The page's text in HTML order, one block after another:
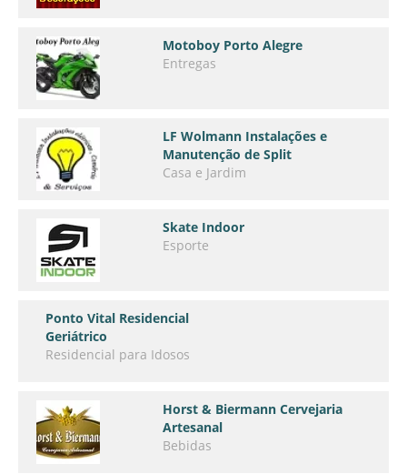
Motoboy Porto Alegre
Entregas
LF Wolmann Instalações e
Manutenção de Split
Casa e Jardim
Skate Indoor
Esporte
Ponto Vital Residencial
Geriátrico
Residencial para Idosos
Horst & Biermann Cervejaria
Artesanal
Bebidas